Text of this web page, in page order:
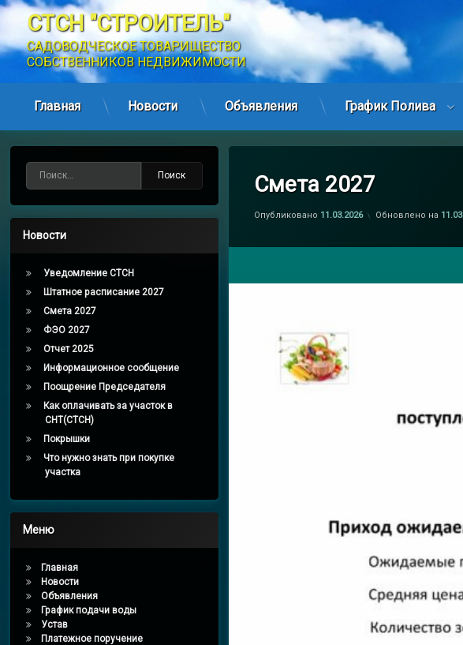
Перейти
содержимому
СТСН "СТРОИТЕЛЬ"
САДОВОДЧЕСКОЕ ТОВАРИЩЕСТВО
СОБСТВЕННИКОВ НЕДВИЖИМОСТИ
Главная Новости Объявления График Полива
Смета 2027
Опубликовано 11.03.2026 Обновлено на
Новости
Уведомление СТСН
Штатное расписание 2027
Смета 2027
ФЭО 2027
Отчет 2025
Информационное сообщение
Поощрение Председателя
Как оплачивать за участок в
СНТ(СТСН)
Покрышки
Что нужно знать при покупке
участка
Меню
Главная
Новости
Объявления
График подачи воды
Устав
Платежное поручение